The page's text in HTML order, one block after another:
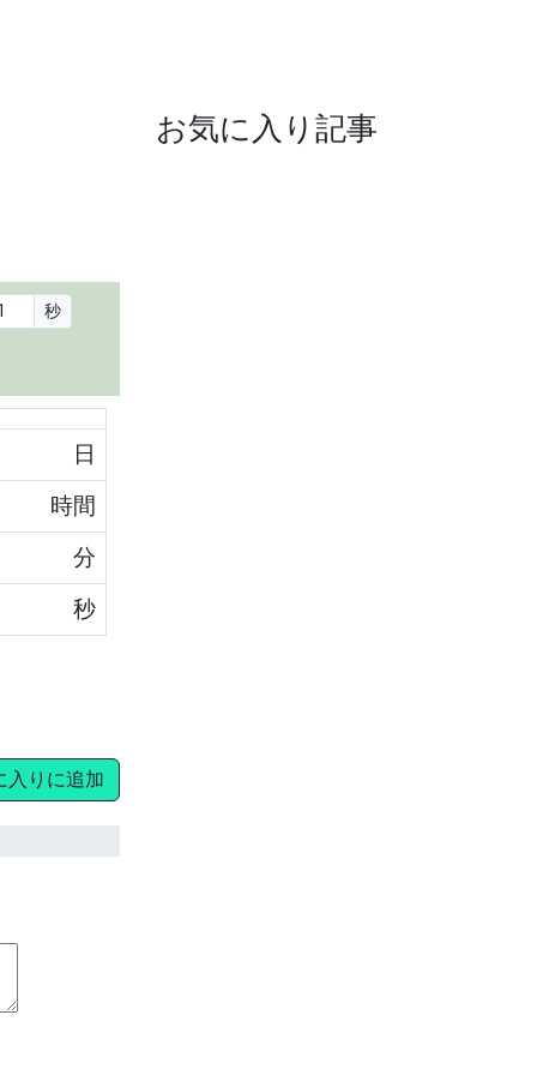
秒
日
時間
分
秒
入りに追加
お気に入り記事